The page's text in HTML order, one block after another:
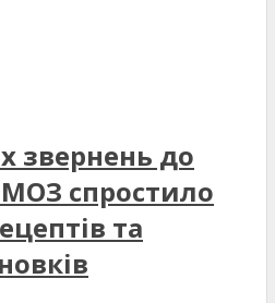
звернень до
МОЗ спростило
та